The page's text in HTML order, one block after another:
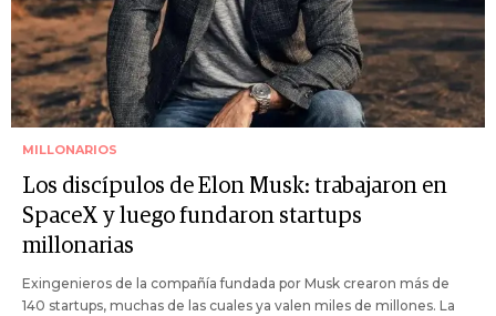
MILLONARIOS
Los discípulos de Elon Musk: trabajaron en
SpaceX y luego fundaron startups
millonarias
Exingenieros de la compañía fundada por Musk crearon más de
140 startups, muchas de las cuales ya valen miles de millones. La